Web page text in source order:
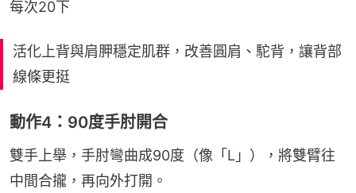
每次20下
活化上背與肩胛穩定肌群，改善圓肩、駝背，讓背部
線條更挺
動作4：90度手肘開合
雙手上舉，手肘彎曲成90度（像「L」），將雙臂往
中間合攏，再向外打開。